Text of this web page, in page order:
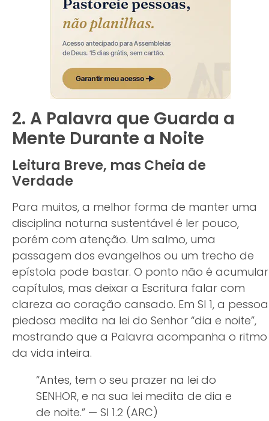
2. A Palavra que Guarda a
Mente Durante a Noite
Leitura Breve, mas Cheia de
Verdade
Para muitos, a melhor forma de manter uma
disciplina noturna sustentável é ler pouco,
porém com atenção. Um salmo, uma
passagem dos evangelhos ou um trecho de
epístola pode bastar. O ponto não é acumular
capítulos, mas deixar a Escritura falar com
clareza ao coração cansado. Em Sl 1, a pessoa
piedosa medita na lei do Senhor “dia e noite”,
mostrando que a Palavra acompanha o ritmo
da vida inteira.
“Antes, tem o seu prazer na lei do
SENHOR, e na sua lei medita de dia e
de noite.” — Sl 1.2 (ARC)